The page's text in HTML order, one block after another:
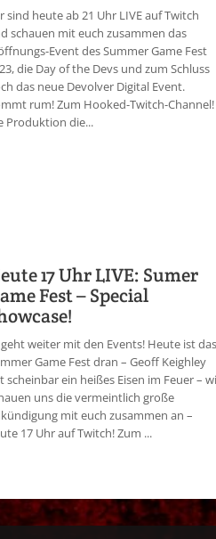
sind heute ab 21 Uhr LIVE auf Twitch
schauen mit euch zusammen das
Event des Summer Game Fest
die Day of the Devs und zum Schluss
das neue Devolver Digital Event.
rum! Zum Hooked-Twitch-Channel!
Produktion die...
17 Uhr LIVE: Sumer
Fest – Special
geht weiter mit den Events! Heute ist das
Game Fest dran – Geoff Keighley
scheinbar ein heißes Eisen im Feuer –
uns die vermeintlich große
mit euch zusammen an –
17 Uhr auf Twitch! Zum ...